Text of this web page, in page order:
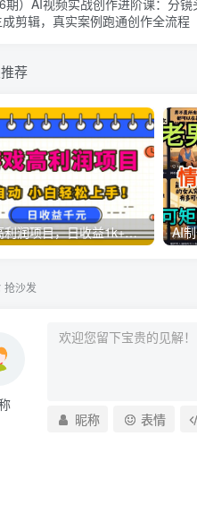
剪辑，真实案例跑通创作全流程
荐
游戏高利润项目，日收益1k+，全自动，无需值守，解放双手，小白轻松上手【揭秘】
抢沙发
昵称 表情